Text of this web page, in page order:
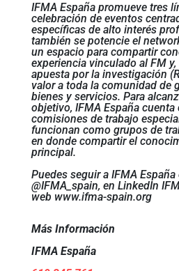
IFMA España promueve tres
celebración de eventos
específicas de alto interés
también se potencie el
un espacio para compartir
experiencia vinculado al FM
apuesta por la investigación
valor a toda la comunidad de
bienes y servicios. Para
objetivo, IFMA España cuenta
comisiones de trabajo
funcionan como grupos de
en donde compartir el
principal.
Puedes seguir a IFMA
@IFMA_spain, en LinkedIn
web www.ifma-spain.org
Más Información
IFMA España